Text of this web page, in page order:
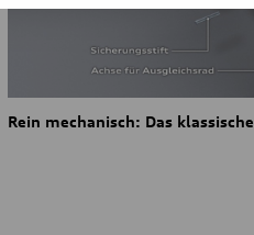
Rein mechanisch: Das